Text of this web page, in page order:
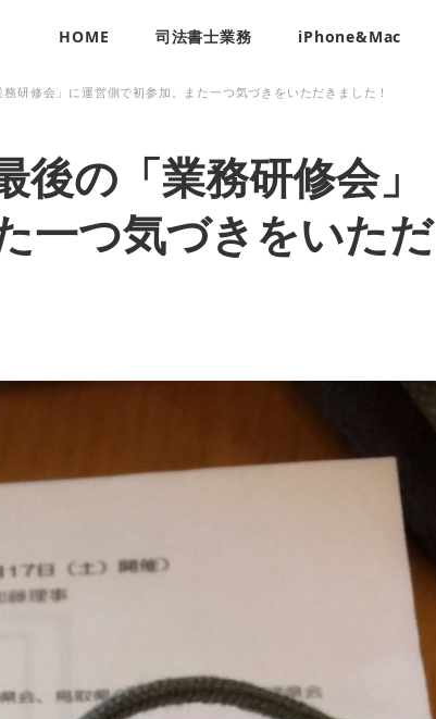
HOME 司法書士業務 iPhone&Mac
務研修会」に運営側で初参加。また一つ気づきをいただきました！
後の「業務研修会」
一つ気づきをいただ